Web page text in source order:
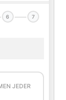
6 7
JEDER